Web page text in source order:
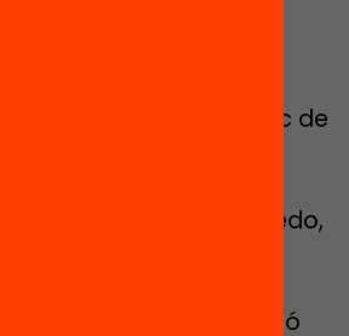
socials i polítics
quines són les
per a la
Intervenció en el marc de
Avui 2014.
expert en gestió
pública, Anna Escobedo,
i Anàlisi de les
la UB, Joan Badia,
en innovació, formació